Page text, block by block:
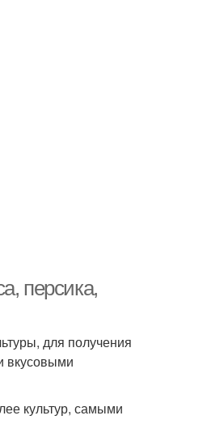
персика,
для получения
вкусовыми
культур, самыми